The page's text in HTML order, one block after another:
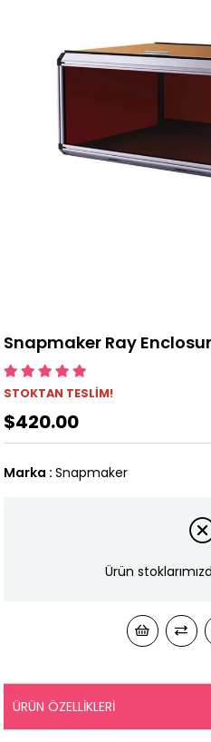
Snapmaker Ray
STOKTAN TESLİM!
$420.00
Marka : Snapmaker
Ürün
ÜRÜN ÖZELLIKLERI